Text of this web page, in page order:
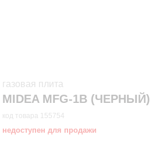
газовая плита
MIDEA MFG-1B (ЧЕРНЫЙ)
код товара 155754
недоступен для продажи